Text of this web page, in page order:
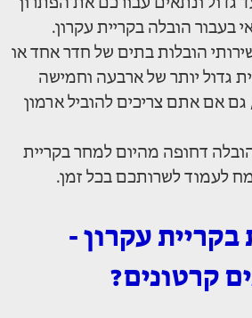
בעבור הובלה בקריית עקרון.
הובלות בתים של חדר אחד או
גדול יותר של ארבעה וחמישה
אם אתם צריכים להוביל ארמון
דחופה מהיום למחר בקריית
לעמוד לשרותכם בכל זמן.
בקריית עקרון -
קרטונים?